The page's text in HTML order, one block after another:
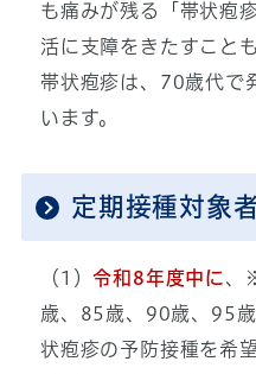
も痛みが残る「帯状疱
活に支障をきたすこと
帯状疱疹は、70歳代で
います。
定期接種対象
（1）令和8年度中に 、
歳、85歳、90歳、95
状疱疹の予防接種を希